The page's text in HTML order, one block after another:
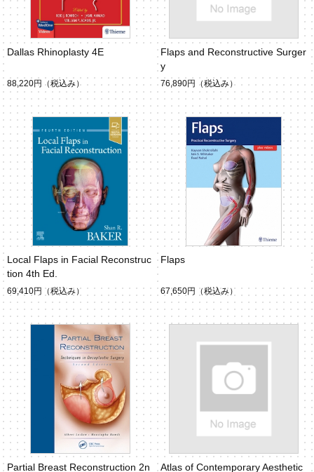
Dallas Rhinoplasty 4E
88,220円 （税込み）
Flaps and Reconstructive Surger
y
76,890円 （税込み）
Local Flaps in Facial Reconstruc
tion 4th Ed.
69,410円 （税込み）
Flaps
67,650円 （税込み）
Partial Breast Reconstruction 2n
Atlas of Contemporary Aesthetic